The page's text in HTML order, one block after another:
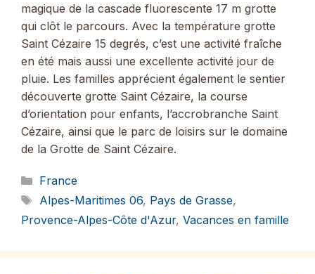
magique de la cascade fluorescente 17 m grotte
qui clôt le parcours. Avec la température grotte
Saint Cézaire 15 degrés, c’est une activité fraîche
en été mais aussi une excellente activité jour de
pluie. Les familles apprécient également le sentier
découverte grotte Saint Cézaire, la course
d’orientation pour enfants, l’accrobranche Saint
Cézaire, ainsi que le parc de loisirs sur le domaine
de la Grotte de Saint Cézaire.
Catégories
France
Étiquettes
Alpes-Maritimes 06, Pays de Grasse,
Provence-Alpes-Côte d'Azur, Vacances en famille